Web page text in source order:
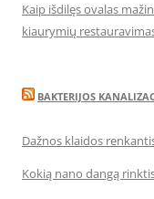
Kaip išdilęs ovalas
kiaurymių
BAKTERIJOS
Dažnos klaidos
Kokią nano dangą